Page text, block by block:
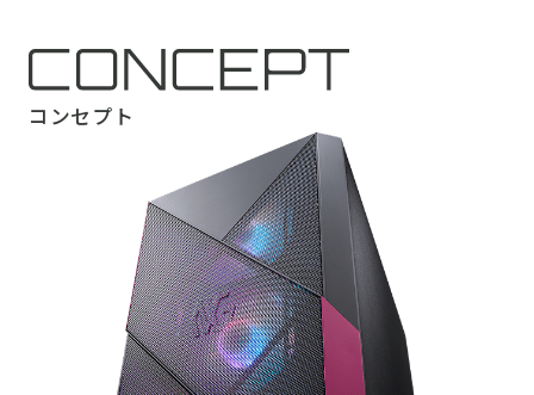
コンセプト